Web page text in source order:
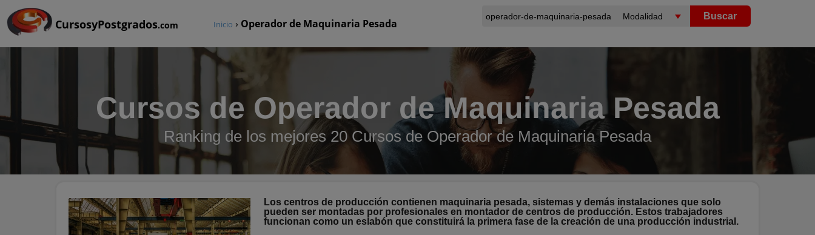
CursosyPostgrados.com
Buscar
Inicio › Operador de Maquinaria Pesada
Cursos de Operador de Maquinaria Pesada
Ranking de los mejores 20 Cursos de Operador de Maquinaria Pesada
Los centros de producción contienen maquinaria pesada, sistemas y demás instalaciones que solo
pueden ser montadas por profesionales en montador de centros de producción. Estos trabajadores
funcionan como un eslabón que constituirá la primera fase de la creación de una producción industrial.